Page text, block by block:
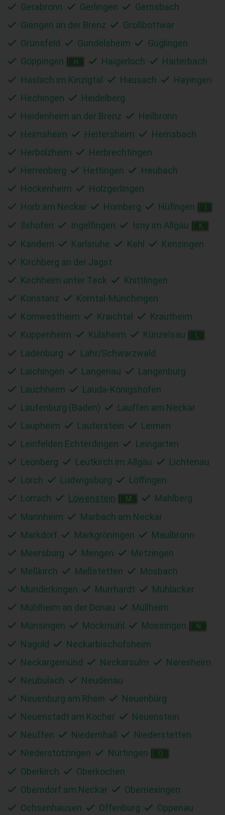
Gerabronn Gerlingen
Gernsbach
Giengen an der Brenz
Großbottwar
Grünsfeld
Gundelsheim
Güglingen
Göppingen
H Haigerloch
Haiterbach
Haslach im Kinzigtal
Hausach
Hayingen
Hechingen
Heidelberg
Heidenheim an der Brenz
Heilbronn
Heimsheim
Heitersheim
Hemsbach
Herbolzheim
Herbrechtingen
Herrenberg
Hettingen
Heubach
Hockenheim
Holzgerlingen
Horb am Neckar
Hornberg Hüfingen
Ilshofen Ingelfingen Isny im Allgäu K
Kandern Karlsruhe Kehl
Kenzingen
Kirchberg an der Jagst
Kirchheim unter Teck
Knittlingen
Konstanz
Korntal-Münchingen
Kornwestheim
Kraichtal
Krautheim
Kuppenheim
Külsheim Künzelsau
Ladenburg
Lahr/Schwarzwald
Laichingen
Langenau
Langenburg
Lauchheim
Lauda-Königshofen
Laufenburg (Baden)
Lauffen am Neckar
Laupheim
Lauterstein
Leimen
Leinfelden Echterdingen
Leingarten
Leonberg
Leutkirch im Allgäu
Lichtenau
Lorch
Ludwigsburg
Löffingen
Lörrach
Löwenstein M
Mahlberg
Mannheim
Marbach am Neckar
Markdorf
Markgröningen
Maulbronn
Meersburg
Mengen
Metzingen
Meßkirch
Meßstetten
Mosbach
Munderkingen
Murrhardt
Mühlacker
Mühlheim an der Donau
Müllheim
Münsingen
Möckmühl Mössingen N
Nagold
Neckarbischofsheim
Neckargemünd
Neckarsulm
Neresheim
Neubulach
Neudenau
Neuenburg am Rhein
Neuenbürg
Neuenstadt am Kocher
Neuenstein
Neuffen
Niedernhall
Niederstetten
Niederstotzingen
Nürtingen O
Oberkirch
Oberkochen
Oberndorf am Neckar
Oberriexingen
Ochsenhausen
Offenburg
Oppenau